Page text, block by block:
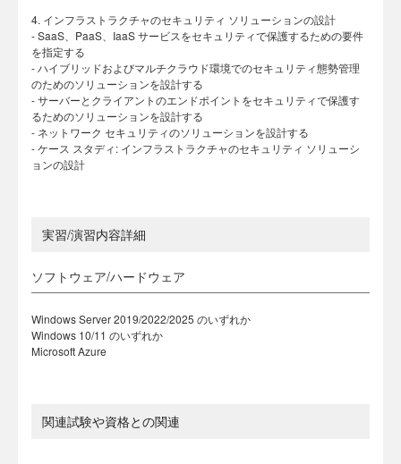
4. インフラストラクチャのセキュリティ ソリューションの設計
- SaaS、PaaS、IaaS サービスをセキュリティで保護するための要件
を指定する
- ハイブリッドおよびマルチクラウド環境でのセキュリティ態勢管理
のためのソリューションを設計する
- サーバーとクライアントのエンドポイントをセキュリティで保護す
るためのソリューションを設計する
- ネットワーク セキュリティのソリューションを設計する
- ケース スタディ: インフラストラクチャのセキュリティ ソリューシ
ョンの設計
実習/演習内容詳細
ソフトウェア/ハードウェア
Windows Server 2019/2022/2025 のいずれか
Windows 10/11 のいずれか
Microsoft Azure
関連試験や資格との関連